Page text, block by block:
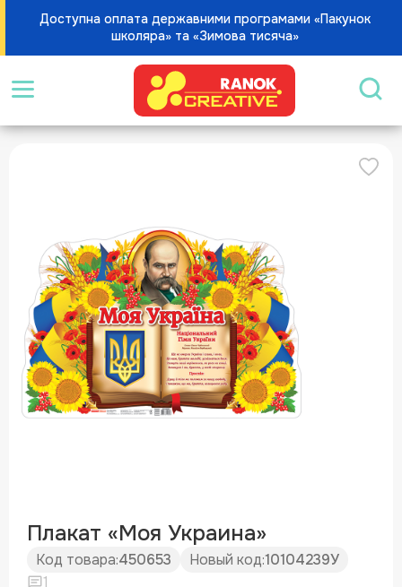
Доступна оплата державними програмами «Пакунок
школяра» та «Зимова тисяча»
Плакат «Моя Украина»
Код товара:450653 Новый код:10104239У
1